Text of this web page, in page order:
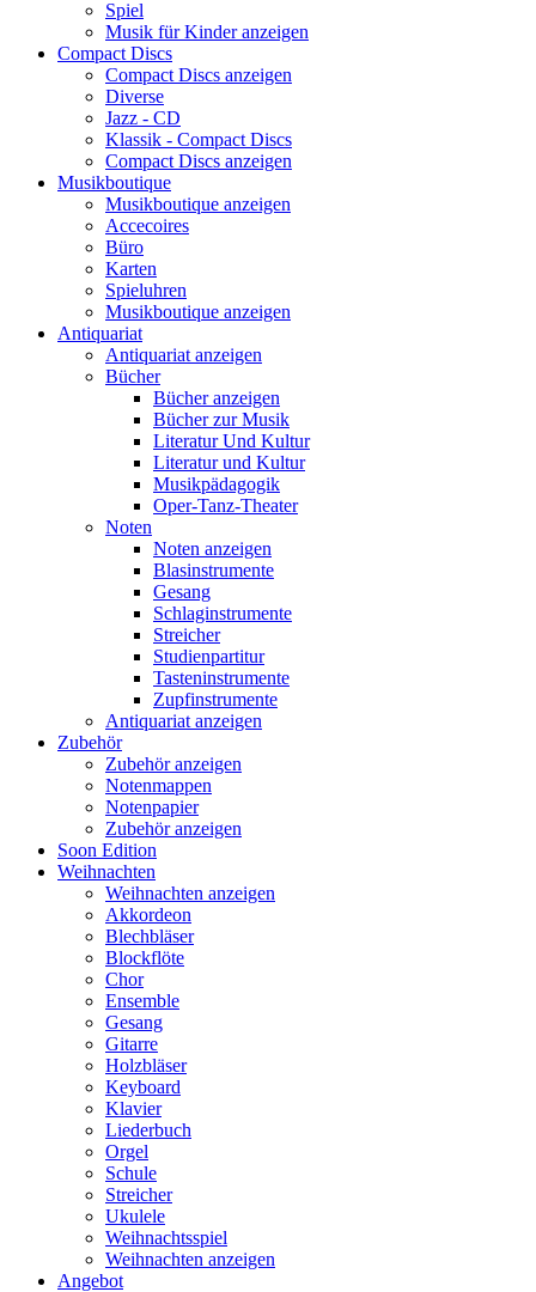
Spiel
Musik für Kinder anzeigen
Compact Discs
Compact Discs anzeigen
Diverse
Jazz - CD
Klassik - Compact Discs
Compact Discs anzeigen
Musikboutique
Musikboutique anzeigen
Accecoires
Büro
Karten
Spieluhren
Musikboutique anzeigen
Antiquariat
Antiquariat anzeigen
Bücher
Bücher anzeigen
Bücher zur Musik
Literatur Und Kultur
Literatur und Kultur
Musikpädagogik
Oper-Tanz-Theater
Noten
Noten anzeigen
Blasinstrumente
Gesang
Schlaginstrumente
Streicher
Studienpartitur
Tasteninstrumente
Zupfinstrumente
Antiquariat anzeigen
Zubehör
Zubehör anzeigen
Notenmappen
Notenpapier
Zubehör anzeigen
Soon Edition
Weihnachten
Weihnachten anzeigen
Akkordeon
Blechbläser
Blockflöte
Chor
Ensemble
Gesang
Gitarre
Holzbläser
Keyboard
Klavier
Liederbuch
Orgel
Schule
Streicher
Ukulele
Weihnachtsspiel
Weihnachten anzeigen
Angebot